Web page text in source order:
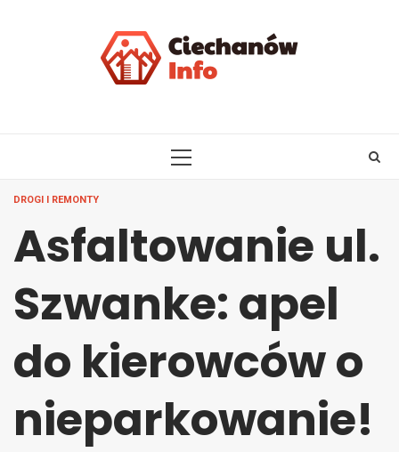
PRIMARY
DROGI I REMONTY
Asfaltowanie ul.
Szwanke: apel
do kierowców o
nieparkowanie!